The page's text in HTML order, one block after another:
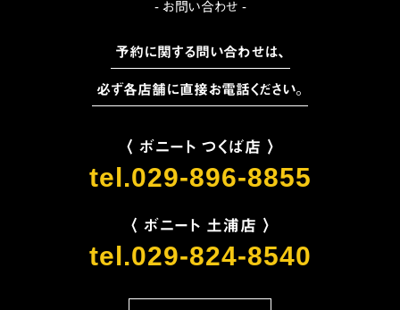
- お問い合わせ -
予約に関する問い合わせは、
必ず各店舗に直接お電話ください。
〈 ボニート つくば店 〉
tel.029-896-8855
〈 ボニート 土浦店 〉
tel.029-824-8540